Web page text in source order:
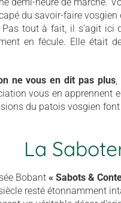
du savoir-faire
Pas tout à fait, il s’agit ici
en fécule. Elle était
ne vous en dit pas plus,
vous en apprennent
du patois vosgien
La
Bobant « Sabots &
resté étonnamment